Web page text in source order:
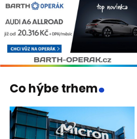
Co hýbe trhem.